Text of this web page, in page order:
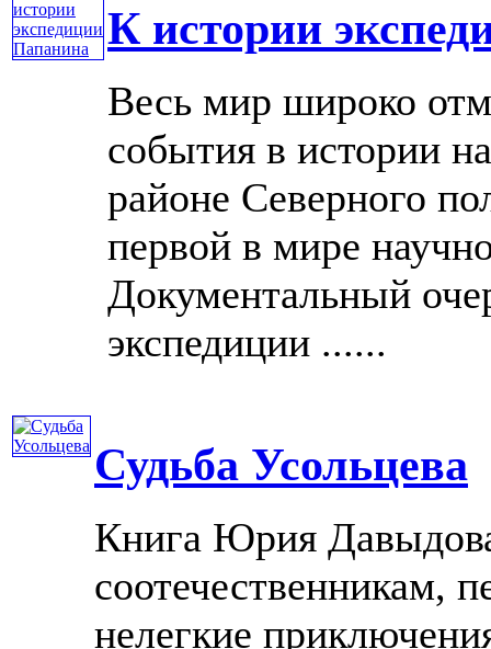
К истории
Весь мир широко
события в истории
районе Северного
первой в мире
Документальный
экспедиции ......
Судьба Усольцева
Книга Юрия
соотечественникам,
нелегкие